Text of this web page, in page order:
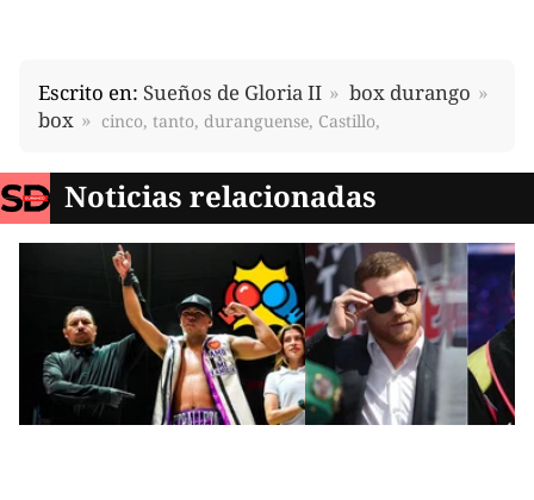
Escrito en: Sueños de Gloria II
box durango
box
cinco, tanto, duranguense, Castillo,
Noticias relacionadas